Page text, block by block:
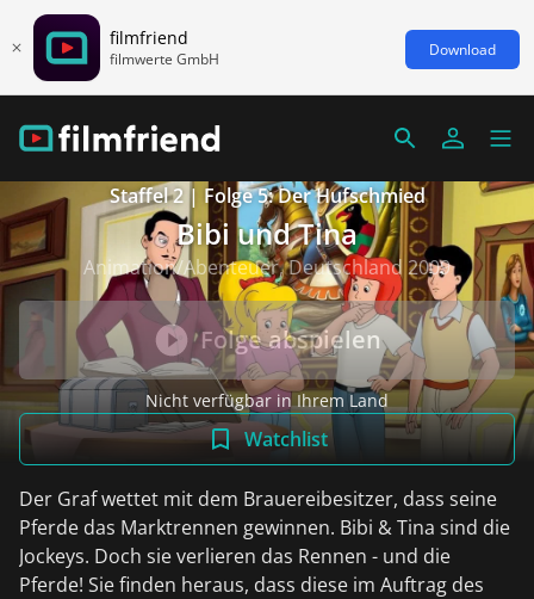
filmfriend
filmwerte GmbH Download
Staffel 2 | Folge 5: Der Hufschmied
Bibi und Tina
Animation/Abenteuer, Deutschland 2009
Folge abspielen
Nicht verfügbar in Ihrem Land
Watchlist
Der Graf wettet mit dem Brauereibesitzer, dass seine
Pferde das Marktrennen gewinnen. Bibi & Tina sind die
Jockeys. Doch sie verlieren das Rennen - und die
Pferde! Sie finden heraus, dass diese im Auftrag des